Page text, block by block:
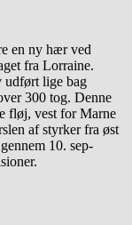
en ny hær ved
fra Lorraine.
udført lige bag
300 tog. Denne
fløj, vest for Marne
af ​​styrker fra øst
10. sep-